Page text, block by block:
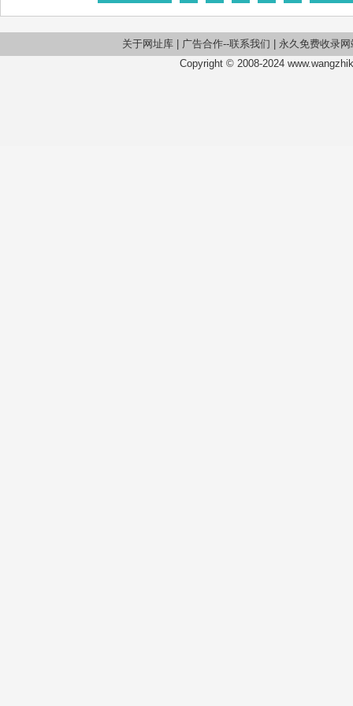
关于网址库| 广告合作--联系我们
永久免费收录网
Copyright © 2008-2024